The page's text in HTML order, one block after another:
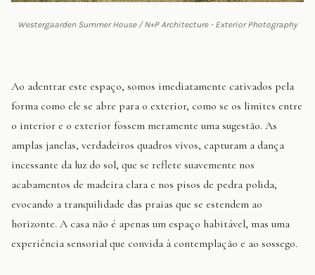
Westergaarden Summer House / N+P Architecture - Exterior Photography
Ao adentrar este espaço, somos imediatamente cativados pela
forma como ele se abre para o exterior, como se os limites entre
o interior e o exterior fossem meramente uma sugestão. As
amplas janelas, verdadeiros quadros vivos, capturam a dança
incessante da luz do sol, que se reflete suavemente nos
acabamentos de madeira clara e nos pisos de pedra polida,
evocando a tranquilidade das praias que se estendem ao
horizonte. A casa não é apenas um espaço habitável, mas uma
experiência sensorial que convida à contemplação e ao sossego.